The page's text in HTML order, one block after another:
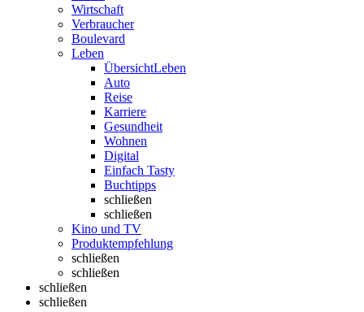
Wirtschaft
Verbraucher
Boulevard
Leben
ÜbersichtLeben
Auto
Reise
Karriere
Gesundheit
Wohnen
Digital
Einfach Tasty
Buchtipps
schließen
schließen
Kino und TV
Produktempfehlung
schließen
schließen
schließen
schließen